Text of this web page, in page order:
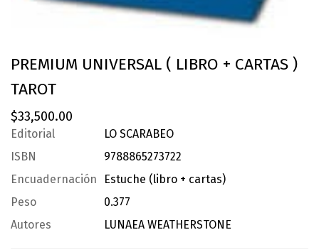
PREMIUM UNIVERSAL ( LIBRO + CARTAS )
TAROT
$33,500.00
Editorial
LO SCARABEO
ISBN
9788865273722
Encuadernación
Estuche (libro + cartas)
Peso
0.377
Autores
LUNAEA WEATHERSTONE